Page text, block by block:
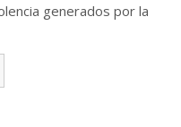
generados por la